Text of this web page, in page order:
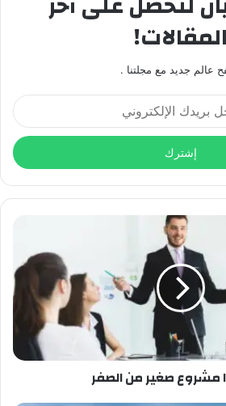
المقالات!
عالم جديد مع مجلتنا .
مشروع صغير من الصفر